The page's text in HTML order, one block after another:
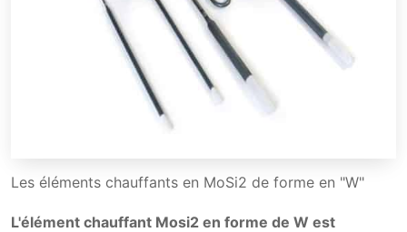
Les éléments chauffants en MoSi2 de forme en "W"
L'élément chauffant Mosi2 en forme de W est